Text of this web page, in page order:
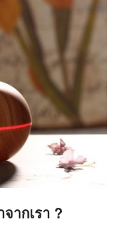
ามเห็นฟีด
Mission
tellus ac cursus
mauris sit condim
nibh, uum a justo
risus amets un.
amet fermntum
quia dolor sit amet,
ากเรา ?